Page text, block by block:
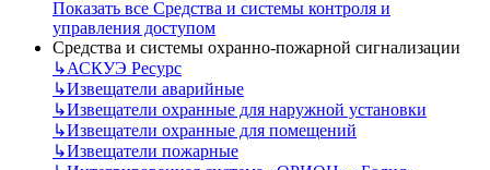
Показать все Средства и системы контроля и
управления доступом
Средства и системы охранно-пожарной сигнализации
↳АСКУЭ Ресурс
↳Извещатели аварийные
↳Извещатели охранные для наружной установки
↳Извещатели охранные для помещений
↳Извещатели пожарные